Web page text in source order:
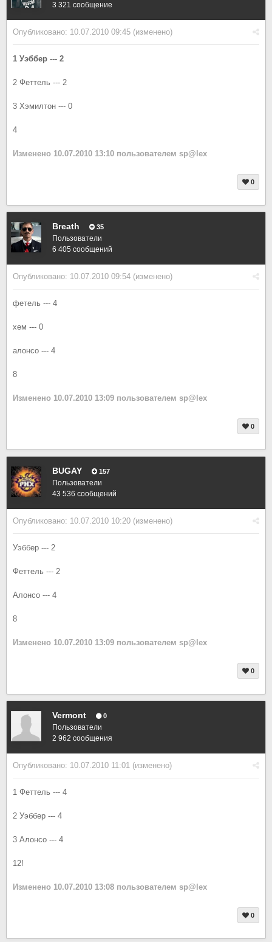
3 321 сообщение
Опубликовано: 10.07.2010 09:45 (изменено)
1 Уэббер --- 2
2 Феттель --- 2
3 Хэмилтон --- 0
4
Изменено 10.07.2010 13:10 пользователем sp@lex
0
Breath 35
Пользователи
6 405 сообщений
Опубликовано: 10.07.2010 09:54 (изменено)
фетель --- 4
хем --- 0
алонсо --- 4
8
Изменено 10.07.2010 13:09 пользователем sp@lex
0
BUGAY 157
Пользователи
43 536 сообщений
Опубликовано: 10.07.2010 10:20 (изменено)
Уэббер --- 2
Феттель --- 2
Алонсо --- 4
8
Изменено 10.07.2010 13:09 пользователем sp@lex
0
Vermont 0
Пользователи
2 962 сообщения
Опубликовано: 10.07.2010 11:01 (изменено)
1 Феттель --- 4
2 Уэббер --- 4
3 Алонсо --- 4
12!
Изменено 10.07.2010 13:08 пользователем sp@lex
0